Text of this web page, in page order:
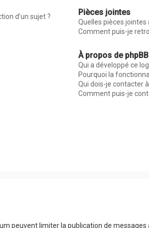
d’un sujet ?
Pièces jointes
Quelles pièces
Comment puis-je
À propos de phpBB
Qui a développé ce
Pourquoi la
Qui dois-je contacter
Comment puis-je
peuvent limiter la publication de